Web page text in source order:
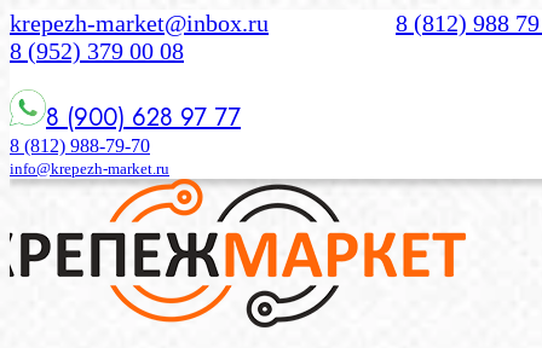
krepezh-market@inbox.ru
8 (812) 988
8 (952) 379 00 08
8 (900) 628 97 77
8 (812) 988-79-70
info@krepezh-market.ru